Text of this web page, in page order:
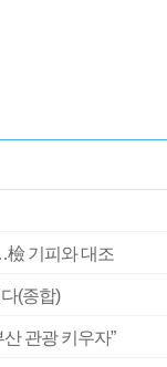
檢 기피와 대조
(종합)
관광 키우자”